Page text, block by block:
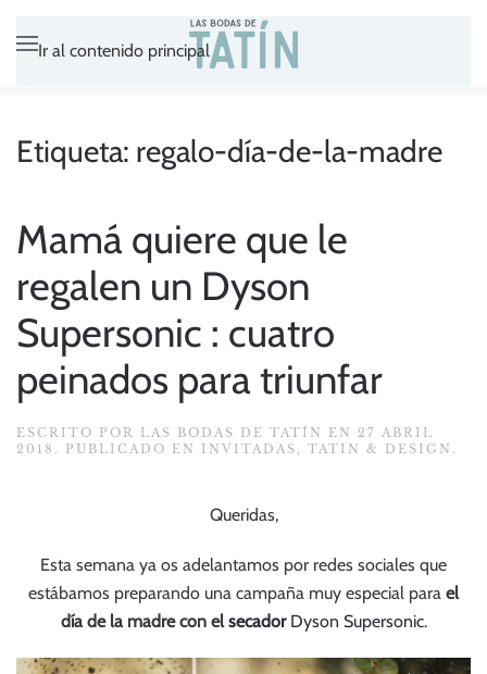
Ir al contenido principal
Etiqueta: regalo-día-de-la-madre
Mamá quiere que le
regalen un Dyson
Supersonic : cuatro
peinados para triunfar
ESCRITO POR LAS BODAS DE TATÍN EN 27 ABRIL
2018 . PUBLICADO EN INVITADAS , TATIN & DESIGN .
Queridas,
Esta semana ya os adelantamos por redes sociales que
estábamos preparando una campaña muy especial para el
día de la madre con elsecadorDyson Supersonic.